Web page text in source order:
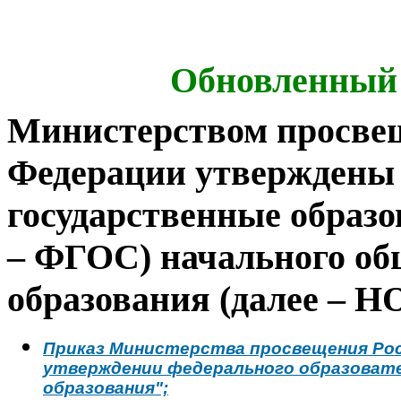
Министерством
Федерации
государственные
– ФГОС) начального
образования (далее –
Приказ Министерства просвещения
утверждении федерального
образования";